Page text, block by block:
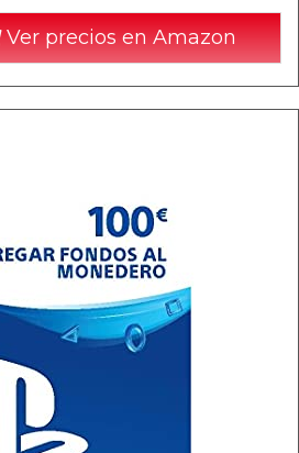
Ver precios en Amazon